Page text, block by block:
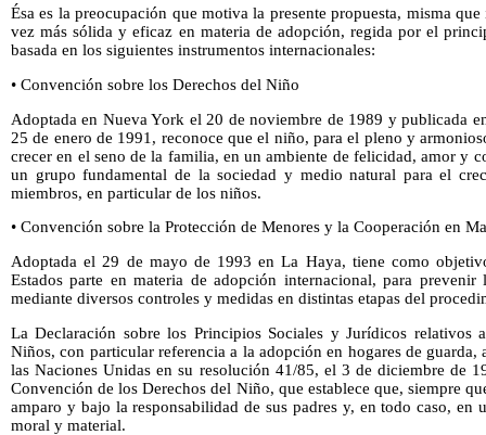
Ésa es la preocupación que motiva la presente propuesta, misma
vez más sólida y eficaz en materia de adopción, regida por el
basada en los siguientes instrumentos internacionales:
• Convención sobre los Derechos del Niño
Adoptada en Nueva York el 20 de noviembre de 1989 y publicada
25 de enero de 1991, reconoce que el niño, para el pleno y
crecer en el seno de la familia, en un ambiente de felicidad, amor y
un grupo fundamental de la sociedad y medio natural para el
miembros, en particular de los niños.
• Convención sobre la Protección de Menores y la Cooperación en
Adoptada el 29 de mayo de 1993 en La Haya, tiene como
Estados parte en materia de adopción internacional, para
mediante diversos controles y medidas en distintas etapas del
La Declaración sobre los Principios Sociales y Jurídicos relativos
Niños, con particular referencia a la adopción en hogares de guarda,
las Naciones Unidas en su resolución 41/85, el 3 de diciembre de
Convención de los Derechos del Niño, que establece que, siempre
amparo y bajo la responsabilidad de sus padres y, en todo caso, en
moral y material.